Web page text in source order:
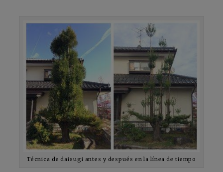
Técnica de daisugi antes y después en la línea de tiempo